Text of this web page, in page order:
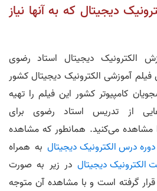
دیجیتال که به آنها نیاز
الکترونیک دیجیتال استاد رضوی
فیلم آموزشی الکترونیک دیجیتال کشور
کامپیوتر کشور این فیلم را تهیه
از تدریس استاد رضوی برای
مشاهده می‌کنید. همانطور که مشاهده
دوره درس الکترونیک دیجیتالبه همراه
الکترونیک دیجیتالدر زیر به صورت
قرار گرفته است و با مشاهده آن متوجه